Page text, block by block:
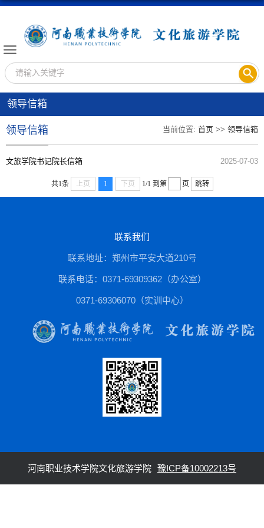
领导信箱
当前位置: 首页 >> 领导信箱
领导信箱
文旅学院书记院长信箱 2025-07-03
共1条 上页 1 下页 1/1 到第 页 跳转
联系我们
联系地址：郑州市平安大道210号
联系电话：0371-69309362（办公室）
0371-69306070（实训中心）
河南职业技术学院文化旅游学院 豫ICP备10002213号